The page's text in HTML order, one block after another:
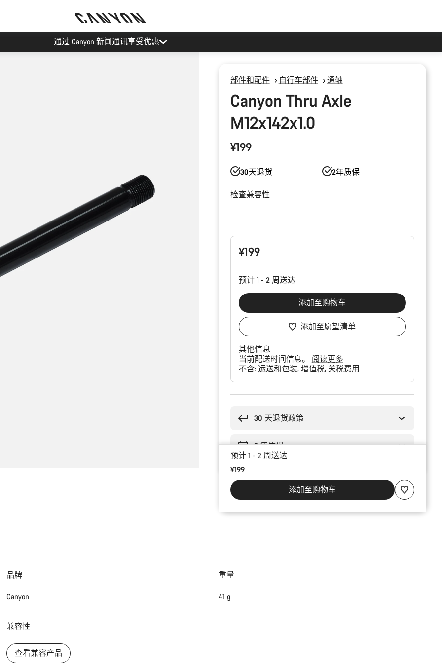
通过 Canyon 新闻通讯享受优惠
部件和配件 自行车部件 通轴
Canyon Thru Axle
M12x142x1.0
¥199
30天退货 2年质保
检查兼容性
配
¥199
预计 1 - 2 周送达
添加至购物车
添加至愿望清单
其他信息
当前配送时间信息。 阅读更多
不含: 运送和包装 增值税 关税费用
30 天退货政策
2 年质保
预计 1 - 2 周送达
¥199
添加至购物车
品牌
Canyon
重量
41 g
兼容性
查看兼容产品